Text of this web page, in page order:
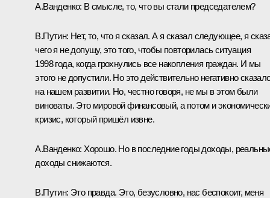
А.Ванденко: В смысле, то, что вы стали председателем?
В.Путин: Нет, то, что я сказал. А я сказал следующее, я
чего я не допущу, это того, чтобы повторилась ситуация
1998 года, когда грохнулись все накопления граждан. И мы
этого не допустили. Но это действительно негативно
на нашем развитии. Но, честно говоря, не мы в этом были
виноваты. Это мировой финансовый, а потом и
кризис, который пришёл извне.
А.Ванденко: Хорошо. Но в последние годы доходы,
доходы снижаются.
В.Путин: Это правда. Это, безусловно, нас беспокоит, меня